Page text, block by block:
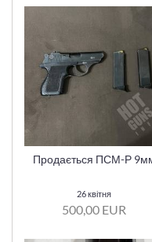
Продається ПСМ-Р
26 квітня
500,00 EUR